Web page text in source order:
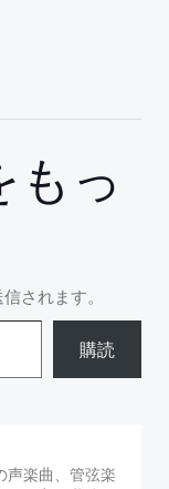
もっ
されます。
購読
声楽曲、管弦楽